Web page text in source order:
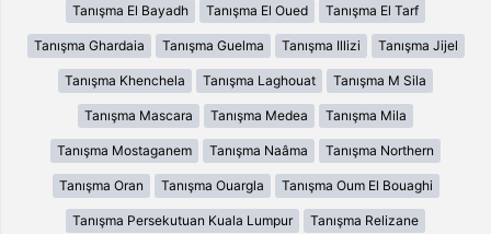
Tanışma El Bayadh Tanışma El Oued Tanışma El Tarf
Tanışma Ghardaia Tanışma Guelma Tanışma Illizi Tanışma Jijel
Tanışma Khenchela Tanışma Laghouat Tanışma M Sila
Tanışma Mascara Tanışma Medea Tanışma Mila
Tanışma Mostaganem Tanışma Naâma Tanışma Northern
Tanışma Oran Tanışma Ouargla Tanışma Oum El Bouaghi
Tanışma Persekutuan Kuala Lumpur Tanışma Relizane